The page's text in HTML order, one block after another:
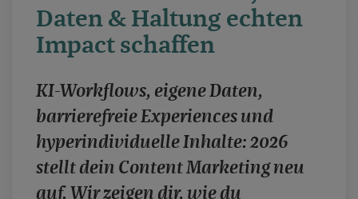
about us
references
whitepaper
branchen
magazine
contact
Daten & Haltung echten
Impact schaffen
KI-Workflows, eigene Daten,
barrierefreie Experiences und
hyperindividuelle Inhalte: 2026
stellt dein Content Marketing neu
auf. Wir zeigen dir, wie du